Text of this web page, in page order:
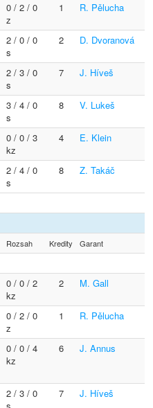
0 / 2 / 0
z
1 R. Pělucha
2 / 0 / 0
s
2 D. Dvoranová
2 / 3 / 0
s
7 J. Híveš
3 / 4 / 0
s
8 V. Lukeš
0 / 0 / 3
kz
4 E. Klein
2 / 4 / 0
s
8 Z. Takáč
Rozsah Kredity Garant
0 / 0 / 2
kz
2 M. Gall
0 / 2 / 0
z
1 R. Pělucha
0 / 0 / 4
kz
6 J. Annus
2 / 3 / 0
7 J. Híveš